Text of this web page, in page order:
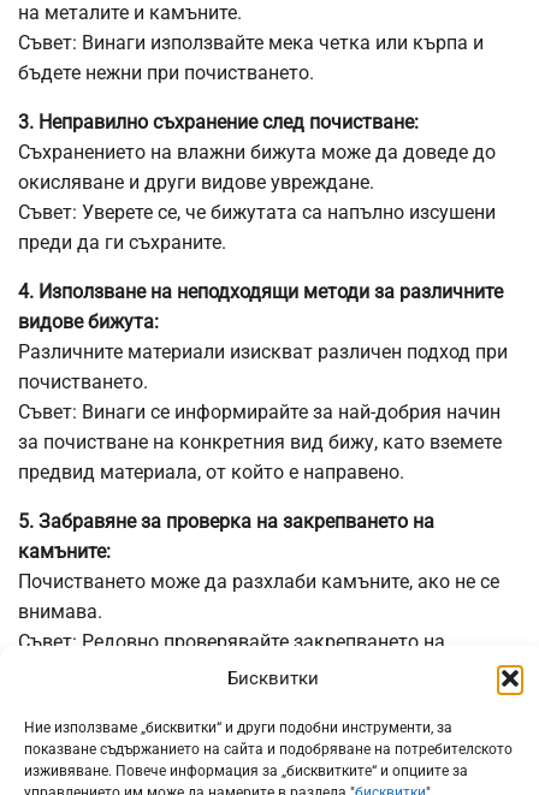
Бисквитки
Ние използваме „бисквитки“ и други подобни инструменти, за
показване съдържанието на сайта и подобряване на потребителското
изживяване. Повече информация за „бисквитките“ и опциите за
на металите и камъните.
Съвет: Винаги използвайте мека четка или кърпа и
бъдете нежни при почистването.
3. Неправилно съхранение след почистване:
Съхранението на влажни бижута може да доведе до
окисляване и други видове увреждане.
Съвет: Уверете се, че бижутата са напълно изсушени
преди да ги съхраните.
4. Използване на неподходящи методи за различните
видове бижута:
Различните материали изискват различен подход при
почистването.
Съвет: Винаги се информирайте за най-добрия начин
за почистване на конкретния вид бижу, като вземете
предвид материала, от който е направено.
5. Забравяне за проверка на закрепването на
камъните:
Почистването може да разхлаби камъните, ако не се
внимава.
Съвет: Редовно проверявайте закрепването на
камъните и бъдете изключително нежни при
Избягвайки тези грешки, Вие значително увеличавате
шансовете бижутата Ви да останат красиви и здрави